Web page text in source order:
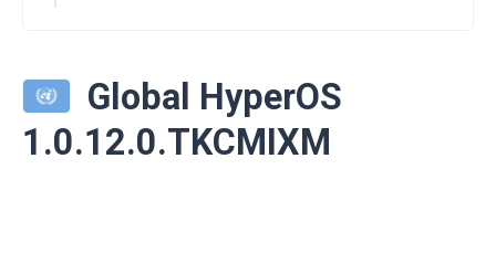
Global HyperOS
1.0.12.0.TKCMIXM